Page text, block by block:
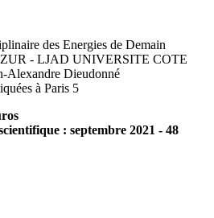
des Energies de Demain
- LJAD UNIVERSITE COTE
Alexandre Dieudonné
à Paris 5
: septembre 2021 - 48